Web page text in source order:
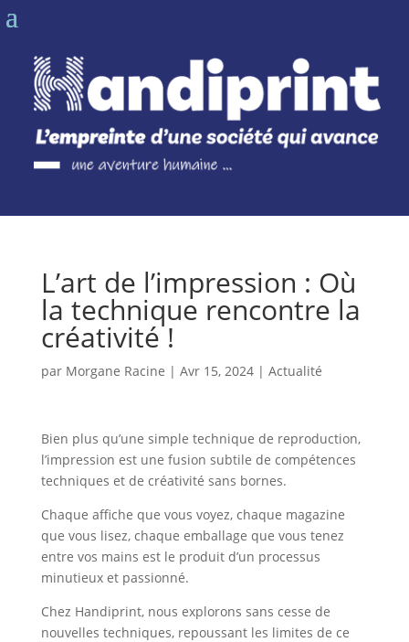
L’art de l’impression : Où
la technique rencontre la
créativité !
par Morgane Racine | Avr 15, 2024| Actualité
Bien plus qu’une simple technique de reproduction,
l’impression est une fusion subtile de compétences
techniques et de créativité sans bornes.
Chaque affiche que vous voyez, chaque magazine
que vous lisez, chaque emballage que vous tenez
entre vos mains est le produit d’un processus
minutieux et passionné.
Chez Handiprint, nous explorons sans cesse de
nouvelles techniques, repoussant les limites de ce